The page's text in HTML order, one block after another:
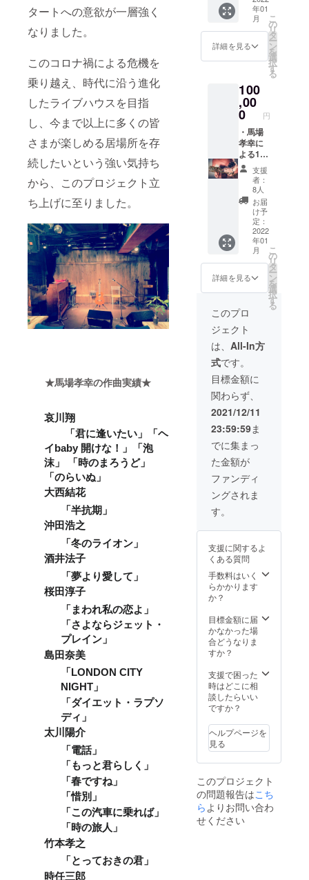
タートへの意欲が一層強く
なりました。
このコロナ禍による危機を
乗り越え、時代に沿う進化
したライブハウスを目指
し、今まで以上に多くの皆
さまが楽しめる居場所を存
続したいという強い気持ち
から、このプロジェクト立
ち上げに至りました。
★馬場孝幸の作曲実績★
哀川翔
「君に逢いたい」「ヘ
イbaby 開けな！」「泡
沫」 「時のまろうど」
「のらいぬ」
大西結花
「半抗期」
沖田浩之
「冬のライオン」
酒井法子
「夢より愛して」
桜田淳子
「まわれ私の恋よ」
「さよならジェット・
プレイン」
島田奈美
「LONDON CITY
NIGHT」
「ダイエット・ラプソ
ディ」
太川陽介
「電話」
「もっと君らしく」
「春ですね」
「惜別」
「この汽車に乗れば」
「時の旅人」
竹本孝之
「とっておきの君」
時任三郎
ちろ
ん、お
気持ち
で構い
ませ
ん。 ご
ただき
ありが
とうご
ざいま
す！
ん。 ※
リター
ンのお
りは、
店頭ま
送での
選択が
可能で
す、ご
支援時
にお選
びくだ
さい。
※支援金
額は、
申し込
み時に
「上乗
せ支
援」が
可能で
す。 も
ん、お
気持ち
ませ
ん。 ご
支援い
ただき
ありが
とうご
ざいま
す！
ん、お
気持ち
で構い
ん。 ご
支援い
とうご
ざいま
す！
い申し
上げま
す。 感
メッ
セージ
がとう
動画と
本人歌
唱動画
はメー
ルにて
送らせ
ていた
だきま
す。 ※
ドリン
クチ
ケット
に使用
期限は
ありま
いつで
も来ら
にご使
用いた
だけま
す。 入
ドリン
ク
チャー
ジの代
わりに
は使え
ませ
ん。 ※
リター
ンのお
受け取
りは、
店頭ま
選択が
可能で
す、ご
支援時
にお選
びくだ
ライブ
ガレー
ジ秋田
ベント
等、ド
リンク
チケッ
用が出
場合が
ありま
す。 ※
支援金
額は、
申し込
み時に
の為の
制限下
でのイ
ベント
で、 も
ちろん
すぐに
開催し
ても
らって
も嬉し
いです
が コロ
ナ禍で
の開催
が心配
な場合
は、終
息後ま
で権利
を温存
してい
可能で
程はク
ラウド
ファン
ディン
グ期間
終了後
からの
ご相談
となり
ます。
もし、
アー
ティス
トへの
プレゼ
であれ
ば アー
ティス
トへの
権利の
譲渡は
おりま
すの
で、そ
でもご
検討い
ただだ
けま
きる限
ポート
いたし
で、お
好きな
ように
イベン
50000
円） ・
土日祝
ホール
ありが
とう動
画 有効
期限は
ライブ
ガレー
ジ秋田
犬が存
続して
いる限
り可能
です。
感染予
防の為
の制限
下での
イベン
ト開催
で、 も
ちろん
すぐに
開催し
ても
らって
も嬉し
いです
が コロ
ナ禍で
の開催
が心配
な場合
は、終
息後ま
で権利
を温存
してい
可能で
す。 日
程はク
ラウド
ファン
ディン
にご相
談での
決定と
し、
アー
ティス
トへの
ントが
ご希望
であれ
ば アー
トへの
権利の
譲渡は
可能と
なって
ちらの
フリー
パス
は、ラ
イブガ
レージ
主催公
演フ
リーパ
ス券で
す フ
リーパ
スの利
用規約
をご確
認頂
き、ご
了承の
上ご購
入下さ
い。 ※
イベン
ター・
アー
ティス
トの企
画主催
者が異
なる公
演では
ご利用
いただ
けませ
ん。 ・
1 年間
ライブ
ガレー
ジ秋田
犬 主催
公演フ
リーパ
ス券 ・
ありが
とう動
ス利用
・有効
期限は
最初に
ご利用
いただ
付より1
年間と
なりま
す。 ・
者ご本
人様の
みご使
用可能
リーパ
スは1枚
につき1
名様の
となり
ます。
・ご利
用いた
だける
年01
月
詳細を見る
こ
の
リ
タ
ー
ン
を
選
択
す
る
100
,00
0 円
・馬場
孝幸に
よる1曲
プロ
デュー
ス(作
詞、作
曲、ア
レン
ジ、レ
コー
ディン
グ)
100000
円 馬
場孝幸
から作
詞、作
曲、ア
レン
ジ、レ
コー
ディン
グを含
めた１
曲をリ
ターン
とさせ
ていた
だきま
す。 楽
曲制作
はご支
援いた
とさせ
だきま
す。 制
作開始
から納
品まで
２ヶ月
の見込
みとな
りま
テイク
は基本
的にお
引き受
かねま
す。 ・
馬場孝
幸によ
ロ
デュー
ス ・あ
りがと
う動画
支援
者：
8人
お届
け予
定：
2022
年01
月
詳細を見る
こ
の
リ
タ
ー
ン
を
選
択
す
る
このプロ
ジェクト
は、 All-In方
式です。
目標金額に
関わらず、
2021/12/11
23:59:59ま
でに集まっ
た金額が
ファンディ
ングされま
す。
支援に関するよ
くある質問
手数料はいく
らかかります
か？
目標金額に届
かなかった場
合どうなりま
すか？
支援で困った
時はどこに相
談したらいい
ですか？
ヘルプページを
見る
このプロジェクト
の問題報告はこち
ら よりお問い合わ
せください